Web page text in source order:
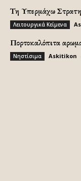
Τη Υπερμάχω
Λειτουργικά Κείμενα
Πορτοκαλόπιτα
Νηστίσιμα Askitikon